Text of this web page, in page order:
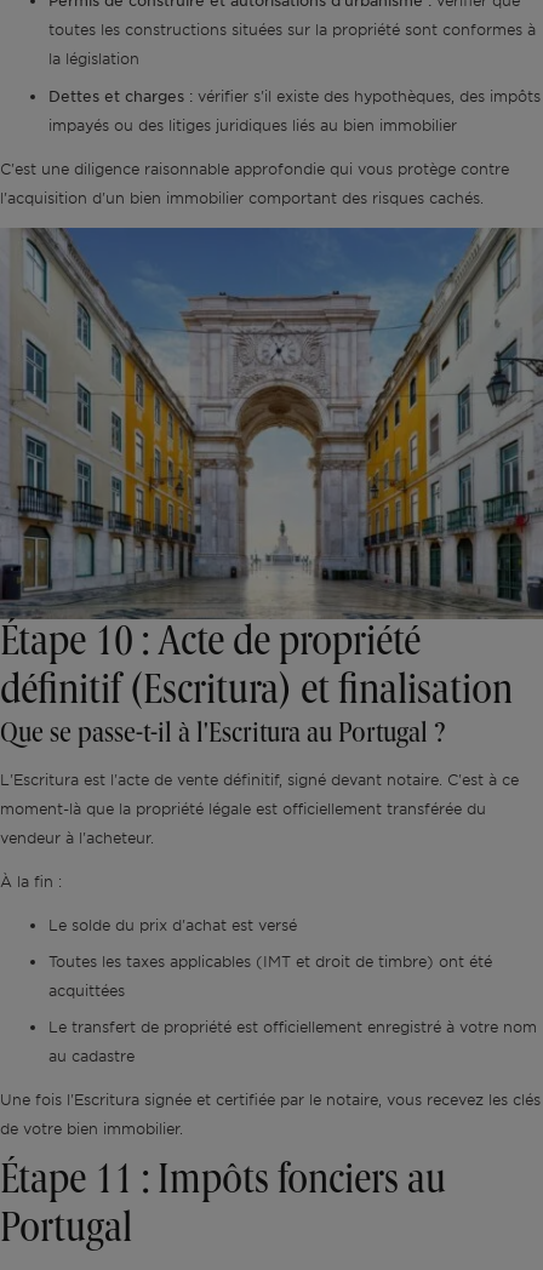
toutes les constructions situées sur la propriété sont conformes à
la législation
Dettes et charges : vérifier s'il existe des hypothèques, des impôts
impayés ou des litiges juridiques liés au bien immobilier
C'est une diligence raisonnable approfondie qui vous protège contre
l'acquisition d'un bien immobilier comportant des risques cachés.
Étape 10 : Acte de propriété
définitif (Escritura) et finalisation
Que se passe-t-il à l'Escritura au Portugal ?
L'Escritura est l'acte de vente définitif, signé devant notaire. C'est à ce
moment-là que la propriété légale est officiellement transférée du
vendeur à l'acheteur.
À la fin :
Le solde du prix d'achat est versé
Toutes les taxes applicables (IMT et droit de timbre) ont été
acquittées
Le transfert de propriété est officiellement enregistré à votre nom
au cadastre
Une fois l'Escritura signée et certifiée par le notaire, vous recevez les clés
de votre bien immobilier.
Étape 11 : Impôts fonciers au
Portugal